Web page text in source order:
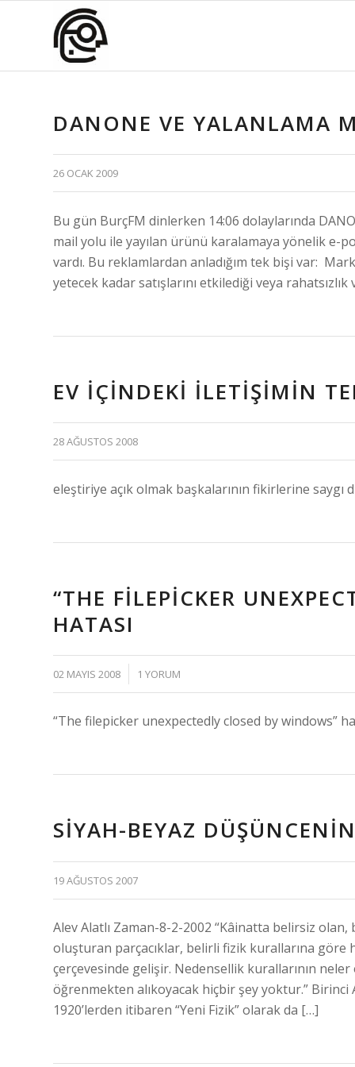
DANONE VE YALANLAMA
26 OCAK 2009
Bu gün BurçFM dinlerken 14:06 dolaylarında
mail yolu ile yayılan ürünü karalamaya yönelik e-
vardı. Bu reklamlardan anladığım tek bişi var:
yetecek kadar satışlarını etkilediği veya
EV IÇINDEKI ILETIŞIMIN
28 AĞUSTOS 2008
eleştiriye açık olmak başkalarının fikirlerine
“THE FILEPICKER
HATASI
02 MAYIS 2008 1 YORUM
“The filepicker unexpectedly closed by windows”
SIYAH-BEYAZ
19 AĞUSTOS 2007
Alev Alatlı Zaman-8-2-2002 “Kâinatta belirsiz
oluşturan parçacıklar, belirli fizik kurallarına göre
çerçevesinde gelişir. Nedensellik kurallarının
öğrenmekten alıkoyacak hiçbir şey yoktur.” Birinci
1920’lerden itibaren “Yeni Fizik” olarak da […]